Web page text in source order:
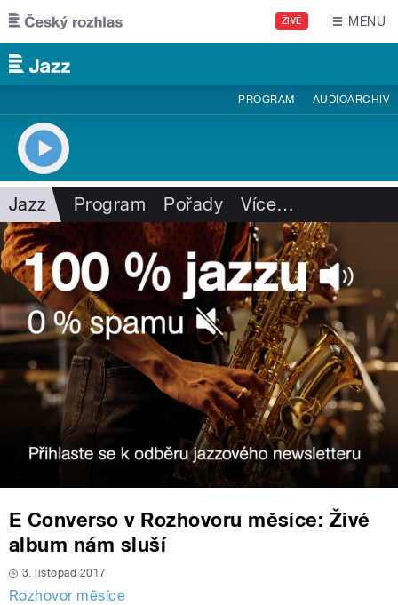
Přejít k hlavnímu obsahu
ŽIVĚ MENU
PROGRAM AUDIOARCHIV
Jazz Program Pořady Více…
E Converso v Rozhovoru měsíce: Živé
album nám sluší
3. listopad 2017
Rozhovor měsíce